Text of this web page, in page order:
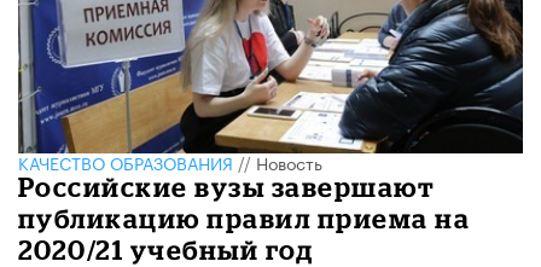
КАЧЕСТВО ОБРАЗОВАНИЯ//Новость
Российские вузы завершают
публикацию правил приема на
2020/21 учебный год